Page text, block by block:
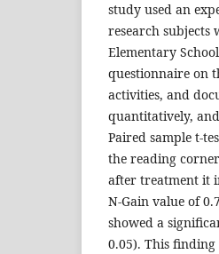
study used an
research subjects
Elementary
questionnaire on
activities, and
quantitatively,
Paired sample t-
the reading
after treatment it
N-Gain value of
showed a
0.05). This